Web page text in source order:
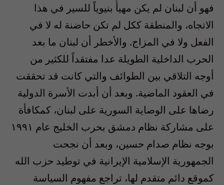
فهو أن لبنان لم يكن مهيأً بنيوياً للسير في هذا
الاتجاه، والمنطقة ككل لم تكن حاضنة له لا في
الفعل ولا في المزاج. والأخطر أن لبنان ما بعد
الحرب الداخلية الطويلة عدا مفتقداً للكثير من
أوجه التلاقي بين الطوائف والتي كانت قد تحققت
في العقود الماضية. وبعد أن أبدت الأسرة الدولية
رضاها على الوصاية السورية على لبنان، كمكافأة
على مشاركة نظام دمشق بحرب الخليج عام ١٩٩١
بوجه نظام صدام حسين، وبعد أن نجحت
الجمهورية الإسلامية الإيرانية في توطيد حزب الله
كموقع دائم متقدم لها، تراجع مفهوم السياسة